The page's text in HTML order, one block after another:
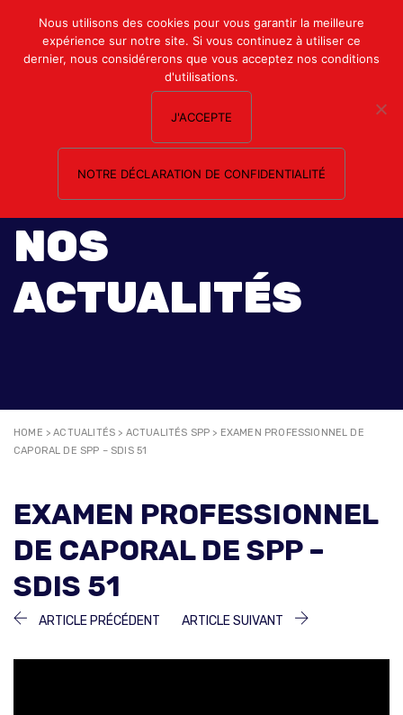
Mon compte
Nous contacter
NOS
ACTUALITÉS
HOME >ACTUALITÉS > ACTUALITÉS SPP > EXAMEN PROFESSIONNEL DE
CAPORAL DE SPP – SDIS 51
EXAMEN PROFESSIONNEL
DE CAPORAL DE SPP –
SDIS 51
NAVIGATION
ARTICLE PRÉCÉDENT ARTICLE
ARTICLE SUIVANT
ARTICLE
Nous utilisons des cookies pour vous garantir la meilleure
expérience sur notre site. Si vous continuez à utiliser ce
dernier, nous considérerons que vous acceptez nos conditions
d'utilisations.
J'ACCEPTE
NOTRE DÉCLARATION DE CONFIDENTIALITÉ